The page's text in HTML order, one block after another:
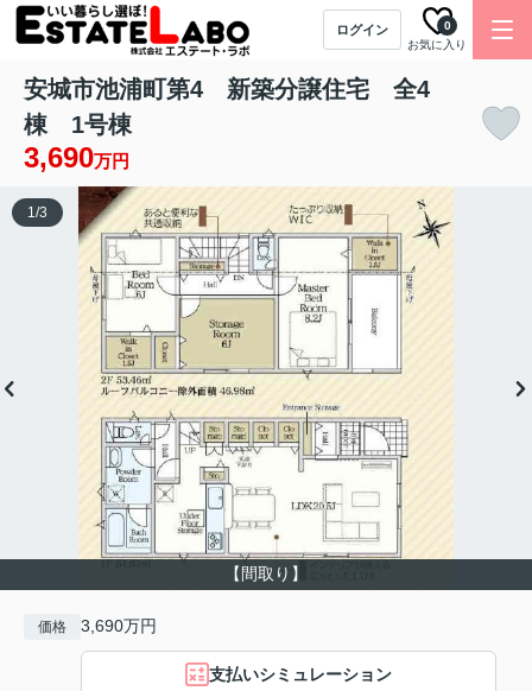
ログイン
お気に入り
0
安城市池浦町第4 新築分譲住宅 全4
棟 1号棟
3,690万円
【間取り】
1/3
価格 3,690万円
支払いシミュレーション